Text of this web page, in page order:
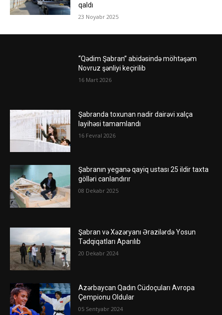
qaldı
23 Noyabr 2025
“Qədim Şabran” abidəsində möhtəşəm
Novruz şənliyi keçirilib
16 Mart 2026
Şabranda toxunan nadir dairəvi xalça
layihəsi tamamlandı
16 Fevral 2026
Şabranın yeganə qayiq ustası 25 ildir taxta
gölləri canlandırır
08 Dekabr 2025
Şabran və Xəzəryanı Ərazilərdə Yosun
Tədqiqatları Aparılıb
20 Dekabr 2024
Azərbaycan Qadın Cüdoçuları Avropa
Çempionu Oldular
05 Sentyabr 2024